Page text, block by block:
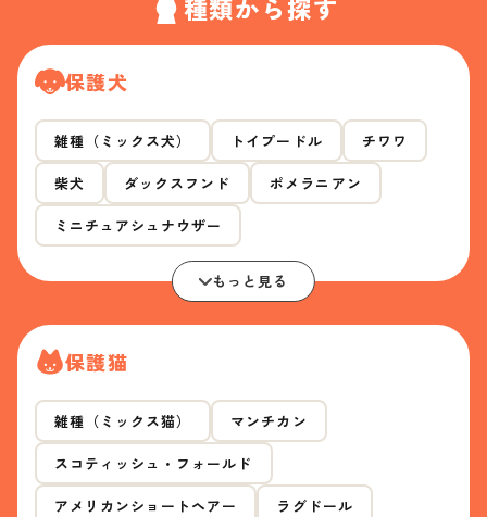
種類から探す
保護犬
雑種（ミックス犬） トイプードル チワワ
柴犬 ダックスフンド ポメラニアン
ミニチュアシュナウザー
もっと見る
保護猫
雑種（ミックス猫） マンチカン
スコティッシュ・フォールド
アメリカンショートヘアー ラグドール